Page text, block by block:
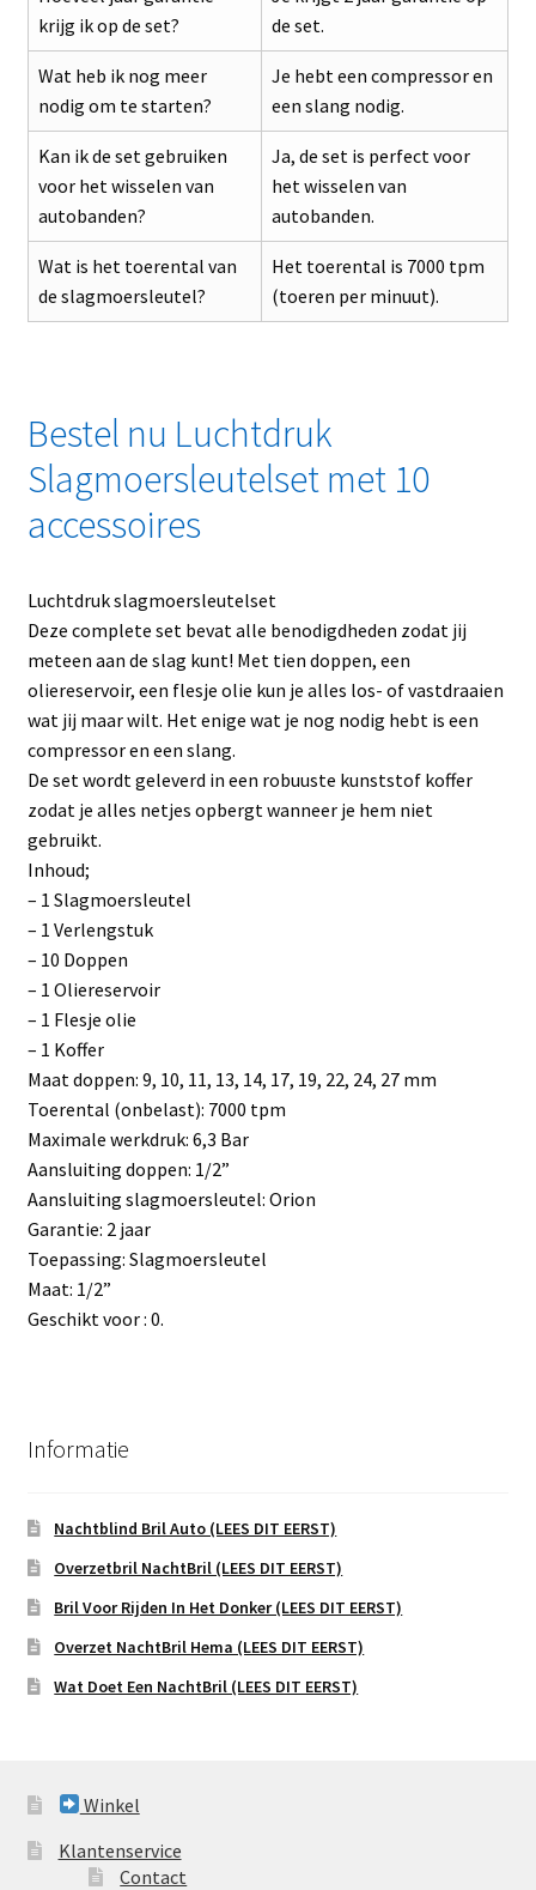
krijg ik op de set?
de set.
Wat heb ik nog meer
nodig om te starten?
Je hebt een compressor en
een slang nodig.
Kan ik de set gebruiken
voor het wisselen van
autobanden?
Ja, de set is perfect voor
het wisselen van
autobanden.
Wat is het toerental van
de slagmoersleutel?
Het toerental is 7000 tpm
(toeren per minuut).
Bestel nu Luchtdruk
Slagmoersleutelset met 10
accessoires
Luchtdruk slagmoersleutelset
Deze complete set bevat alle benodigdheden zodat jij
meteen aan de slag kunt! Met tien doppen, een
oliereservoir, een flesje olie kun je alles los- of vastdraaien
wat jij maar wilt. Het enige wat je nog nodig hebt is een
compressor en een slang.
De set wordt geleverd in een robuuste kunststof koffer
zodat je alles netjes opbergt wanneer je hem niet
gebruikt.
Inhoud;
– 1 Slagmoersleutel
– 1 Verlengstuk
– 10 Doppen
– 1 Oliereservoir
– 1 Flesje olie
– 1 Koffer
Maat doppen: 9, 10, 11, 13, 14, 17, 19, 22, 24, 27 mm
Toerental (onbelast): 7000 tpm
Maximale werkdruk: 6,3 Bar
Aansluiting doppen: 1/2”
Aansluiting slagmoersleutel: Orion
Garantie: 2 jaar
Toepassing: Slagmoersleutel
Maat: 1/2”
Geschikt voor : 0.
Informatie
Nachtblind Bril Auto (LEES DIT EERST)
Overzetbril NachtBril (LEES DIT EERST)
Bril Voor Rijden In Het Donker (LEES DIT EERST)
Overzet NachtBril Hema (LEES DIT EERST)
Wat Doet Een NachtBril (LEES DIT EERST)
Winkel
Klantenservice
Contact